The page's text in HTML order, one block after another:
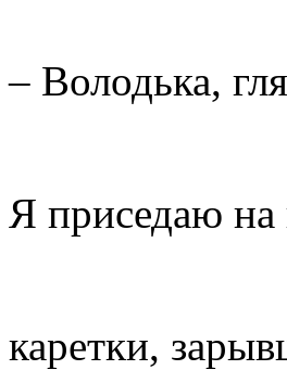
– Володька,
Я приседаю
каретки,